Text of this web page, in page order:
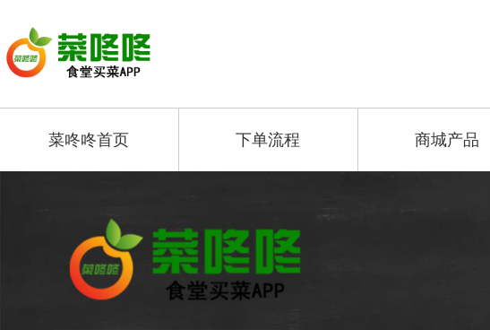
菜咚咚首页 下单流程 商城产品